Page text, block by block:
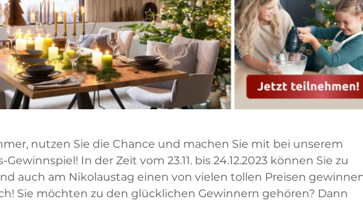
nutzen Sie die Chance und machen Sie mit bei unserem
In der Zeit vom 23.11. bis 24.12.2023 können Sie zu
auch am Nikolaustag einen von vielen tollen Preisen
Sie möchten zu den glücklichen Gewinnern gehören? Dann